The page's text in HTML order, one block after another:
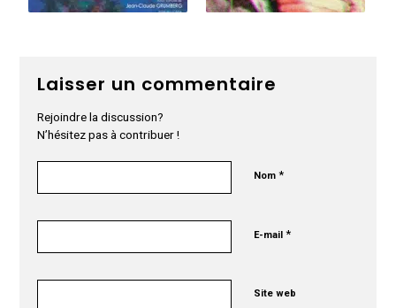
Laisser un commentaire
Rejoindre la discussion?
N’hésitez pas à contribuer !
Nom*
E-mail*
Site web